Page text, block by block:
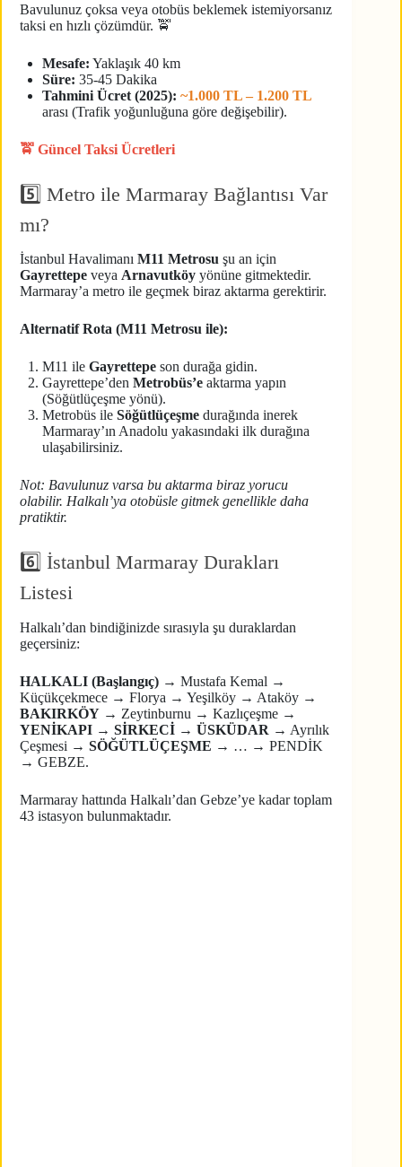
Bavulunuz çoksa veya otobüs beklemek istemiyorsanız
taksi en hızlı çözümdür. 🚖
Mesafe: Yaklaşık 40 km
Süre: 35-45 Dakika
Tahmini Ücret (2025): ~1.000 TL – 1.200 TL
arası (Trafik yoğunluğuna göre değişebilir).
🚖 Güncel Taksi Ücretleri
5️⃣ Metro ile Marmaray Bağlantısı Var
mı?
İstanbul Havalimanı M11 Metrosu şu an için
Gayrettepe veya Arnavutköy yönüne gitmektedir.
Marmaray’a metro ile geçmek biraz aktarma gerektirir.
Alternatif Rota (M11 Metrosu ile):
M11 ile Gayrettepe son durağa gidin.
Gayrettepe’den Metrobüs’e aktarma yapın
(Söğütlüçeşme yönü).
Metrobüs ile Söğütlüçeşme durağında inerek
Marmaray’ın Anadolu yakasındaki ilk durağına
ulaşabilirsiniz.
Not: Bavulunuz varsa bu aktarma biraz yorucu
olabilir. Halkalı’ya otobüsle gitmek genellikle daha
pratiktir.
6️⃣ İstanbul Marmaray Durakları
Listesi
Halkalı’dan bindiğinizde sırasıyla şu duraklardan
geçersiniz:
HALKALI (Başlangıç) → Mustafa Kemal →
Küçükçekmece → Florya → Yeşilköy → Ataköy →
BAKIRKÖY → Zeytinburnu → Kazlıçeşme →
YENİKAPI → SİRKECİ → ÜSKÜDAR → Ayrılık
Çeşmesi → SÖĞÜTLÜÇEŞME → … → PENDİK
→ GEBZE.
Marmaray hattında Halkalı’dan Gebze’ye kadar toplam
43 istasyon bulunmaktadır.